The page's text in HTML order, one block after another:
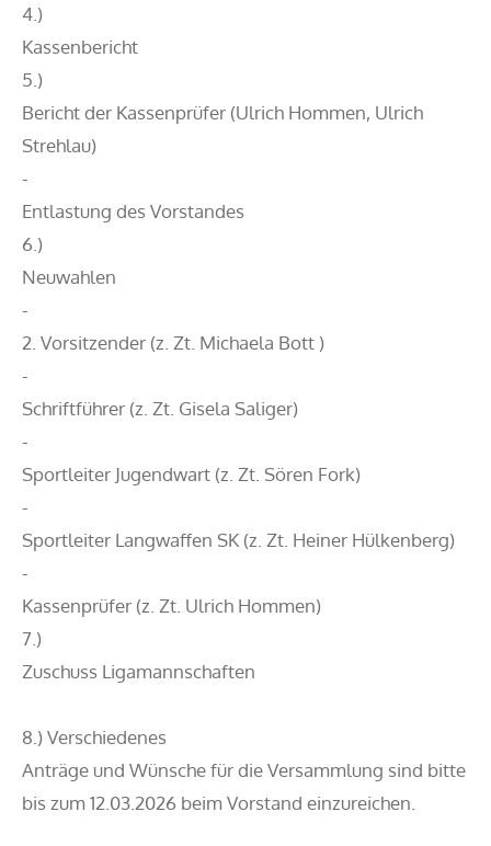
4.)
Kassenbericht
5.)
Bericht der Kassenprüfer (Ulrich Hommen, Ulrich
Strehlau)
-
Entlastung des Vorstandes
6.)
Neuwahlen
-
2. Vorsitzender (z. Zt. Michaela Bott )
-
Schriftführer (z. Zt. Gisela Saliger)
-
Sportleiter Jugendwart (z. Zt. Sören Fork)
-
Sportleiter Langwaffen SK (z. Zt. Heiner Hülkenberg)
-
Kassenprüfer (z. Zt. Ulrich Hommen)
7.)
Zuschuss Ligamannschaften
8.) Verschiedenes
Anträge und Wünsche für die Versammlung sind bitte
bis zum 12.03.2026 beim Vorstand einzureichen.